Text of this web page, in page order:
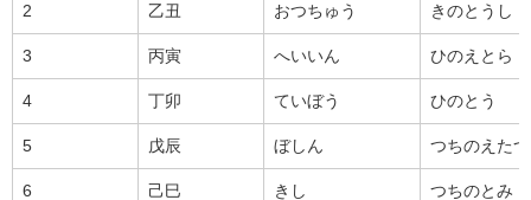
2 乙丑 おつちゅう きのとうし
3 丙寅 へいいん ひのえとら
4 丁卯 ていぼう ひのとう
5 戊辰 ぼしん つちのえたつ
6 己巳 きし つちのとみ